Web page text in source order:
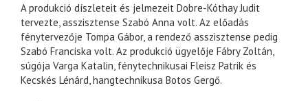
A produkció díszleteit és jelmezeit Dobre-Kóthay Judit
tervezte, asszisztense Szabó Anna volt. Az előadás
fénytervezője Tompa Gábor, a rendező asszisztense pedig
Szabó Franciska volt. Az produkció ügyelője Fábry Zoltán,
súgója Varga Katalin, fénytechnikusai Fleisz Patrik és
Kecskés Lénárd, hangtechnikusa Botos Gergő.